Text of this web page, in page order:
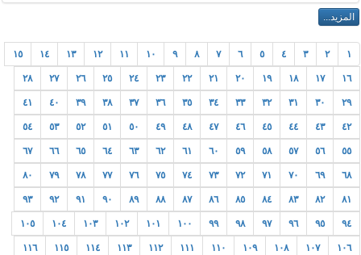
١ ٢ ٣ ٤ ٥ ٦ ٧ ٨ ٩ ١٠ ١١ ١٢ ١٣ ١٤ ١٥
١٦ ١٧ ١٨ ١٩ ٢٠ ٢١ ٢٢ ٢٣ ٢٤ ٢٥ ٢٦ ٢٧ ٢٨
٢٩ ٣٠ ٣١ ٣٢ ٣٣ ٣٤ ٣٥ ٣٦ ٣٧ ٣٨ ٣٩ ٤٠ ٤١
٤٢ ٤٣ ٤٤ ٤٥ ٤٦ ٤٧ ٤٨ ٤٩ ٥٠ ٥١ ٥٢ ٥٣ ٥٤
٥٥ ٥٦ ٥٧ ٥٨ ٥٩ ٦٠ ٦١ ٦٢ ٦٣ ٦٤ ٦٥ ٦٦ ٦٧
٦٨ ٦٩ ٧٠ ٧١ ٧٢ ٧٣ ٧٤ ٧٥ ٧٦ ٧٧ ٧٨ ٧٩ ٨٠
٨١ ٨٢ ٨٣ ٨٤ ٨٥ ٨٦ ٨٧ ٨٨ ٨٩ ٩٠ ٩١ ٩٢ ٩٣
٩٤ ٩٥ ٩٦ ٩٧ ٩٨ ٩٩ ١٠٠ ١٠١ ١٠٢ ١٠٣ ١٠٤ ١٠٥
١٠٦ ١٠٧ ١٠٨ ١٠٩ ١١٠ ١١١ ١١٢ ١١٣ ١١٤ ١١٥ ١١٦